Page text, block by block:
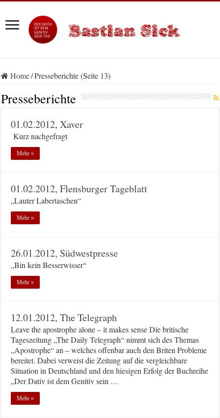
Home/Presseberichte (Seite 13)
Presseberichte
01.02.2012, Xaver
Kurz nachgefragt
Mehr »
01.02.2012, Flensburger Tageblatt
„Lauter Labertaschen“
Mehr »
26.01.2012, Südwestpresse
„Bin kein Besserwisser“
Mehr »
12.01.2012, The Telegraph
Leave the apostrophe alone – it makes sense Die britische
Tageszeitung „The Daily Telegraph“ nimmt sich des Themas
„Apostrophe“ an – welches offenbar auch den Briten Probleme
bereitet. Dabei verweist die Zeitung auf die vergleichbare
Situation in Deutschland und den hiesigen Erfolg der Buchreihe
„Der Dativ ist dem Genitiv sein …
Mehr »